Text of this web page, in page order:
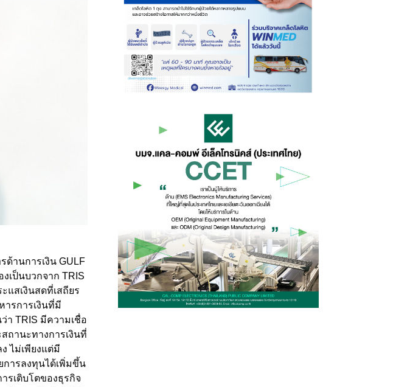
านการเงิน GULF
เป็นบวกจาก TRIS
แสเงินสดที่เสถียร
ารการเงินที่มี
า TRIS มีความเชื่อ
ถานะทางการเงินที่
ไม่เพียงแต่มี
การลงทุนได้เพิ่มขึ้น
รเติบโตของธุรกิจ